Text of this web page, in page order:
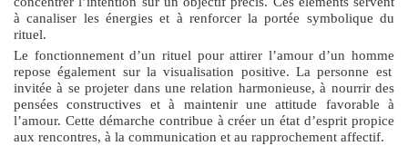
à canaliser les énergies et à renforcer la portée symbolique du
rituel.
Le fonctionnement d’un rituel pour attirer l’amour d’un homme
repose également sur la visualisation positive. La personne est
invitée à se projeter dans une relation harmonieuse, à nourrir des
pensées constructives et à maintenir une attitude favorable à
l’amour. Cette démarche contribue à créer un état d’esprit propice
aux rencontres, à la communication et au rapprochement affectif.